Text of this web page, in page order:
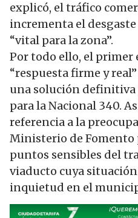
explicó, el tráfico
incrementa el
“vital para la zona”.
Por todo ello, el primer
“respuesta firme y
una solución
para la Nacional 340.
referencia a la
Ministerio de Fomento
puntos sensibles del
viaducto cuya
inquietud en el